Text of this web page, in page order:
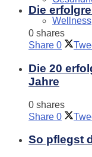
Wellness
Die
0 shares
Share 0
Die 20
Jahre
0 shares
Share 0
So pflegst